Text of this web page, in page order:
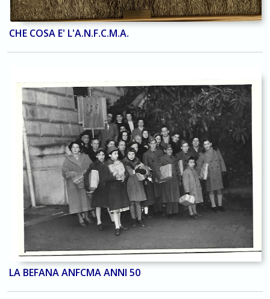
CHE COSA E' L'A.N.F.C.M.A.
LA BEFANA ANFCMA ANNI 50